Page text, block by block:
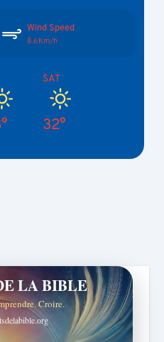
Wind Speed
8.6Km/h
SAT
32°
LA BIBLE
Croire.